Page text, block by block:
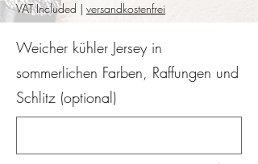
VAT Included | versandkostenfrei
Weicher kühler Jersey in
sommerlichen Farben, Raffungen und
Schlitz (optional)